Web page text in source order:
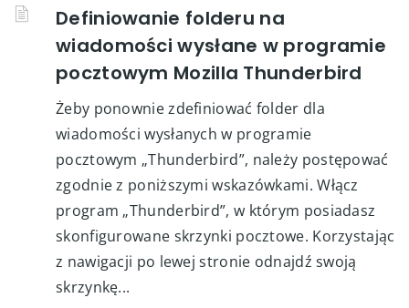
Definiowanie folderu na
wiadomości wysłane w programie
pocztowym Mozilla Thunderbird
Żeby ponownie zdefiniować folder dla
wiadomości wysłanych w programie
pocztowym „Thunderbird”, należy postępować
zgodnie z poniższymi wskazówkami. Włącz
program „Thunderbird”, w którym posiadasz
skonfigurowane skrzynki pocztowe. Korzystając
z nawigacji po lewej stronie odnajdź swoją
skrzynkę...